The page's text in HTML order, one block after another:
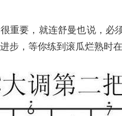
重要，就连舒曼也说，
步，等你练到滚瓜烂熟时